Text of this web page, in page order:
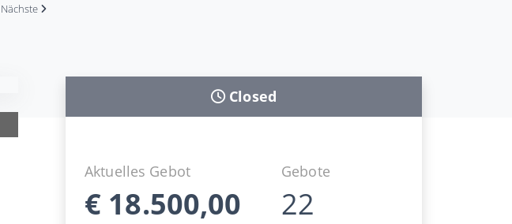
Nächste
Closed
Aktuelles Gebot
€ 18.500,00
Gebote
22